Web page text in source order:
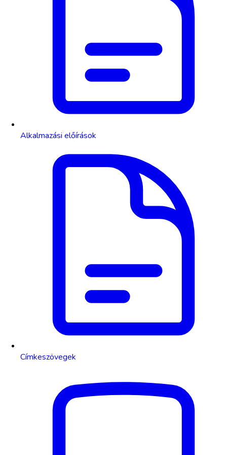
Alkalmazási előírások
Címkeszövegek